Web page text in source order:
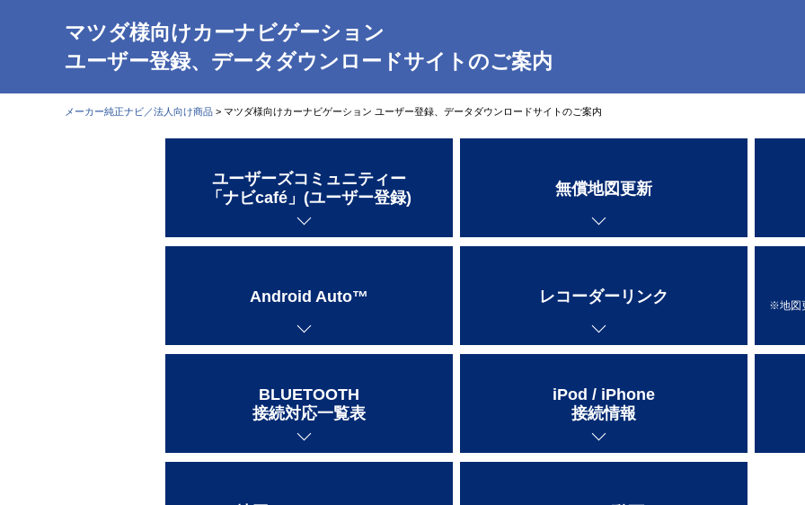
マツダ様向けカーナビゲーション
ユーザー登録、データダウンロードサイトのご案内
メーカー純正ナビ／法人向け商品 > マツダ様向けカーナビゲーション ユーザー登録、データダウンロードサイトのご案内
ユーザーズコミュニティー
「ナビcafé」(ユーザー登録)
無償地図更新
Android Auto™ レコーダーリンク ※地図
BLUETOOTH
接続対応一覧表
iPod / iPhone
接続情報